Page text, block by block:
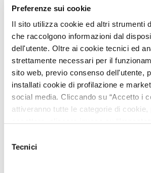
Preferenze sui cookie
Il sito utilizza cookie ed altri strumenti
che raccolgono informazioni dal
dell'utente. Oltre ai cookie tecnici ed
strettamente necessari per il
sito web, previo consenso dell'utente,
installati cookie di profilazione e
social media. Cliccando su “Accetto i
attiveranno tutte le categorie di cookie,
preferenze sui cookie attraverso il
sinistra del sito. Chiudendo il banner o
delTecnici
Scopri di più